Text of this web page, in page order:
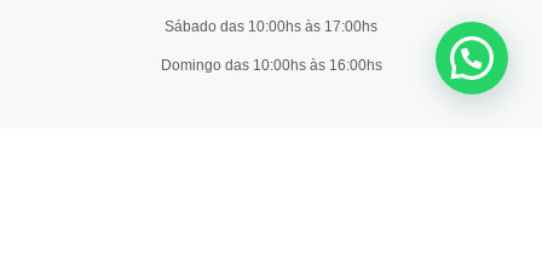
Sábado das 10:00hs às 17:00hs
Domingo das 10:00hs às 16:00hs